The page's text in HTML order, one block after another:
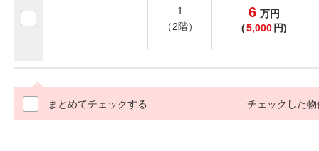
1
（2階）
6 万円
(5,000 円)
まとめてチェックする チェックした物